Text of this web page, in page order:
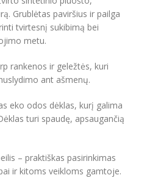
Grublėtas paviršius ir pailga
tvirtesnį sukibimą bei
metu.
rankenos ir geležtės, kuri
ant ašmenų.
eko odos dėklas, kurį galima
turi spaudę, apsaugančią
– praktiškas pasirinkimas
ir kitoms veikloms gamtoje.